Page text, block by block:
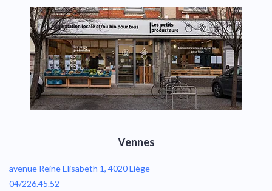
Vennes
avenue Reine Elisabeth 1, 4020 Liège
04/226.45.52